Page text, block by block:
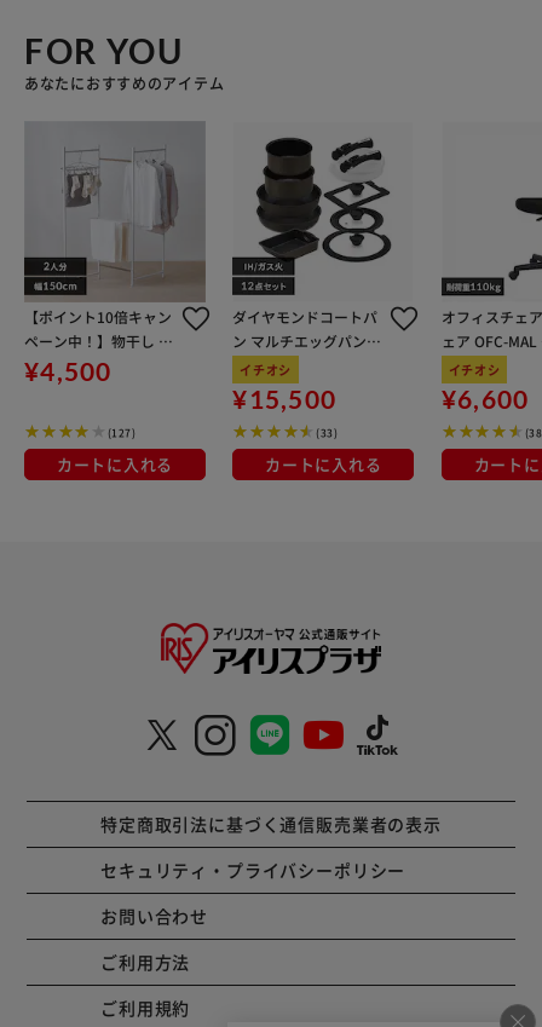
FOR YOU
あなたにおすすめのアイテム
【ポイント10倍キャン
ペーン中！】物干し 室
内用 折りたたみ式 3連
OTM-150R ホワイト 一
¥4,500
(127)
カートに入れる
ダイヤモンドコートパ
ン マルチエッグパン入
り 12点セット IHガス
火対応 MEGI-12S ブラ
ウンメタリック
イチオシ
¥15,500
(33)
カートに入れる
オフィスチェ
ェア OFC-
ン
イチオシ
¥6,600
カート
特定商取引法に基づく通信販売業者の表示
セキュリティ・プライバシーポリシー
お問い合わせ
ご利用方法
ご利用規約